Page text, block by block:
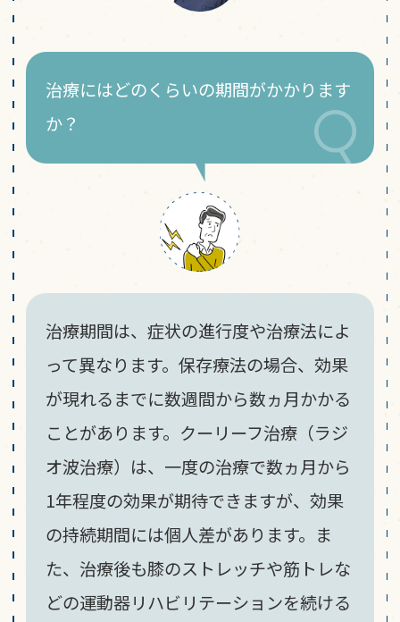
治療にはどのくらいの期間がかかります
か？
治療期間は、症状の進行度や治療法によ
って異なります。保存療法の場合、効果
が現れるまでに数週間から数ヵ月かかる
ことがあります。クーリーフ治療（ラジ
オ波治療）は、一度の治療で数ヵ月から
1年程度の効果が期待できますが、効果
の持続期間には個人差があります。ま
た、治療後も膝のストレッチや筋トレな
どの運動器リハビリテーションを続ける